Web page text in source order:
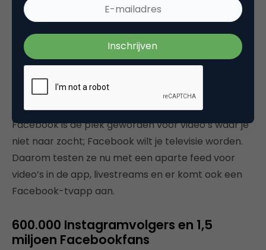
Online Tuesday
Peter geeft aan dat de top 100 aan updates op
Facebook voor 60 procent uit video’s bestaat en
maar voor 12 procent uit links. Zo zie je dat het
format van je content ook ontzettend belangrijk is.
Facebook is de plek geworden voor video’s waar je
niet naar zocht; Facebook wilt je televisie worden.
Daarom testen ze nu met een aparte feed voor
video’s in de app, livestreams en er komt ook een
Facebook-tvapp aan.
600.000 Instagramvolgers en 1,5
miljoen Facebookfans